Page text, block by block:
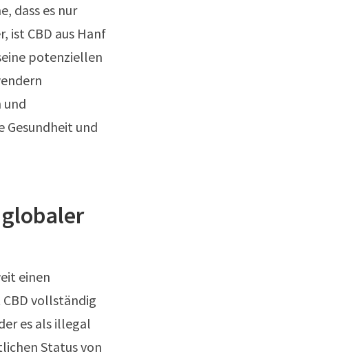
dass es nur
ist CBD aus Hanf
potenziellen
und
Gesundheit und
einen
vollständig
es als illegal
Status von